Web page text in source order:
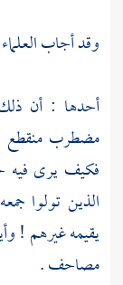
وقد أجاب
أحدها : أن
مضطرب
فكيف يرى فيه
الذين تولوا
يقيمه غيرهم !
مصاحف .